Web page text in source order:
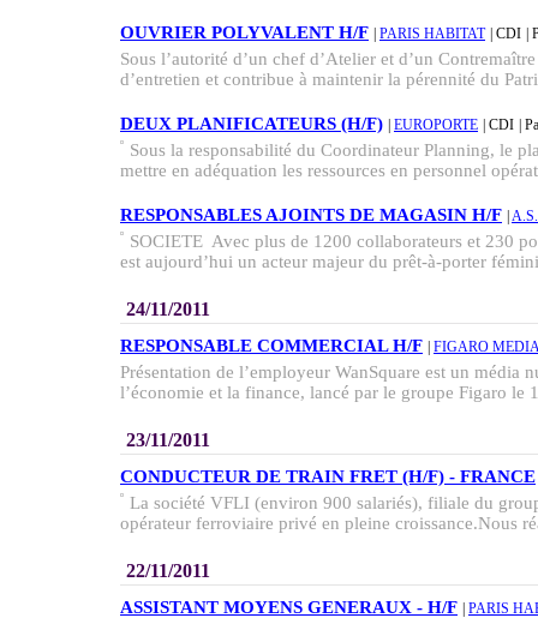
OUVRIER POLYVALENT H/F PARIS HABITAT | CDI |
Sous l’autorité d’un chef d’Atelier et d’un
d’entretien et contribue à maintenir la pérennité du
DEUX PLANIFICATEURS (H/F) EUROPORTE | CDI |
Sous la responsabilité du Coordinateur Planning, le
mettre en adéquation les ressources en personnel
RESPONSABLES AJOINTS DE MAGASIN H/F A.S.
SOCIETE Avec plus de 1200 collaborateurs et 230
est aujourd’hui un acteur majeur du prêt-à-porter
24/11/2011
RESPONSABLE COMMERCIAL H/F FIGARO
Présentation de l’employeur WanSquare est un média
l’économie et la finance, lancé par le groupe Figaro le
23/11/2011
CONDUCTEUR DE TRAIN FRET (H/F) - FRANCE
La société VFLI (environ 900 salariés), filiale du
opérateur ferroviaire privé en pleine croissance.Nous
22/11/2011
ASSISTANT MOYENS GENERAUX - H/F PARIS